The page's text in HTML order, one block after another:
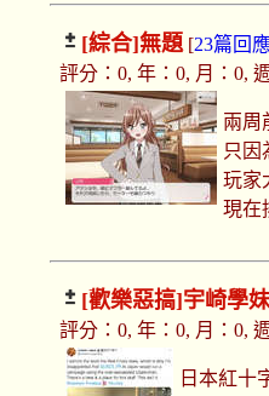
[綜合]無題 [23篇回
評分：0, 年：0, 月：0,
兩周
只因
玩家
現在
[歡樂惡搞]宇崎學
評分：0, 年：0, 月：0,
日本紅十